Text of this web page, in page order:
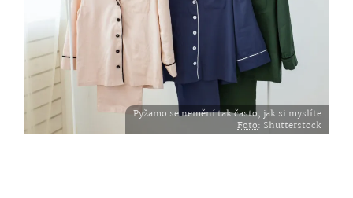
Pyžamo se nemění tak často, jak si myslíte
Foto: Shutterstock